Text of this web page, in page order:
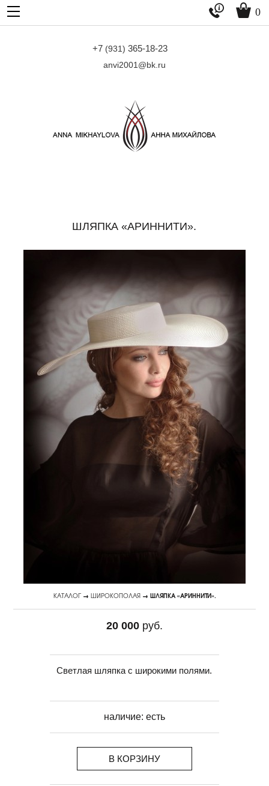
+7 (931) 365-18-23
anvi2001@bk.ru
  0
ШЛЯПКА «АРИННИТИ».
КАТАЛОГ→ ШИРОКОПОЛАЯ→ ШЛЯПКА «АРИННИТИ».
Светлая шляпка с широкими полями.
наличие: есть
20 000руб.
В КОРЗИНУ